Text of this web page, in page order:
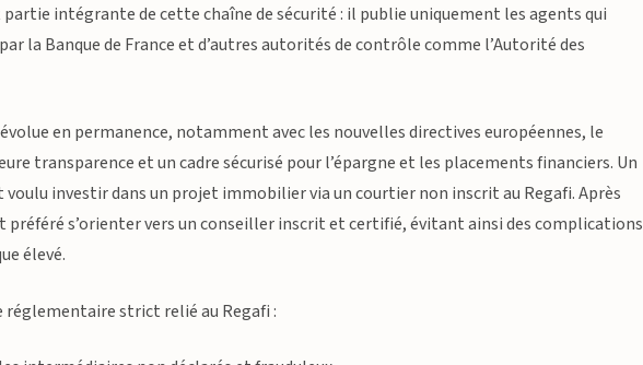
intégrante de cette chaîne de sécurité : il publie uniquement les agents qui
la Banque de France et d’autres autorités de contrôle comme l’Autorité des
en permanence, notamment avec les nouvelles directives européennes, le
transparence et un cadre sécurisé pour l’épargne et les placements financiers. Un
investir dans un projet immobilier via un courtier non inscrit au Regafi. Après
s’orienter vers un conseiller inscrit et certifié, évitant ainsi des complications
élevé.
réglementaire strict relié au Regafi :